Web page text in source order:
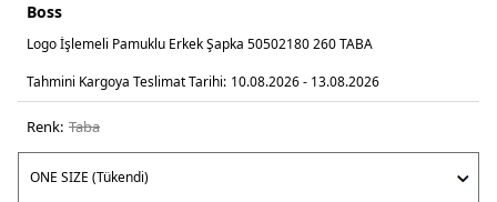
Boss
Logo İşlemeli Pamuklu Erkek Şapka 50502180 260 TABA
Tahmini Kargoya Teslimat Tarihi: 10.08.2026 - 13.08.2026
Renk: taba